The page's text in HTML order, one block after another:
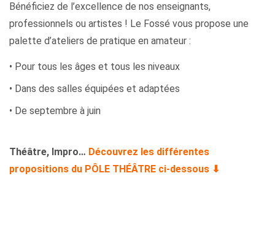
Bénéficiez de l’excellence de nos enseignants,
professionnels ou artistes ! Le Fossé vous propose une
palette d’ateliers de pratique en amateur :
• Pour tous les âges et tous les niveaux
• Dans des salles équipées et adaptées
• De septembre à juin
Théâtre, Impro… Découvrez les différentes
propositions du PÔLE THÉÂTRE ci-dessous ⬇